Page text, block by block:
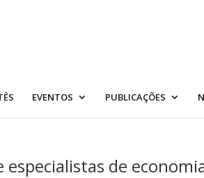
EVENTOS PUBLICAÇÕES
de